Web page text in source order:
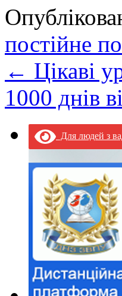
постійне
← Цікаві
1000 днів
Для людей з